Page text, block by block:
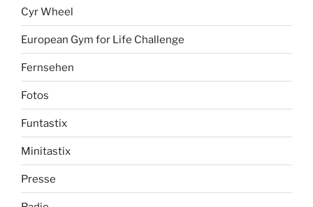
Cyr Wheel
European Gym for Life Challenge
Fernsehen
Fotos
Funtastix
Minitastix
Presse